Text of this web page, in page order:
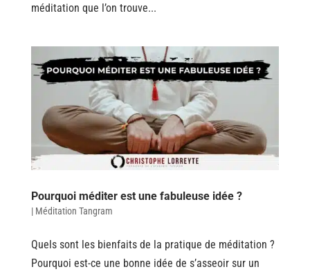
méditation que l’on trouve...
Pourquoi méditer est une fabuleuse idée ?
| Méditation Tangram
Quels sont les bienfaits de la pratique de méditation ?
Pourquoi est-ce une bonne idée de s’asseoir sur un